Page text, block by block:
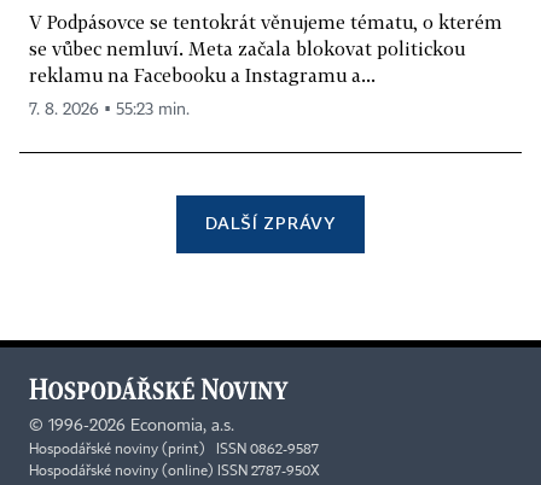
V Podpásovce se tentokrát věnujeme tématu, o kterém
se vůbec nemluví. Meta začala blokovat politickou
reklamu na Facebooku a Instagramu a...
7. 8. 2026 ▪ 55:23 min.
DALŠÍ ZPRÁVY
© 1996-2026 Economia, a.s.
Hospodářské noviny (print) ISSN 0862-9587
Hospodářské noviny (online) ISSN 2787-950X